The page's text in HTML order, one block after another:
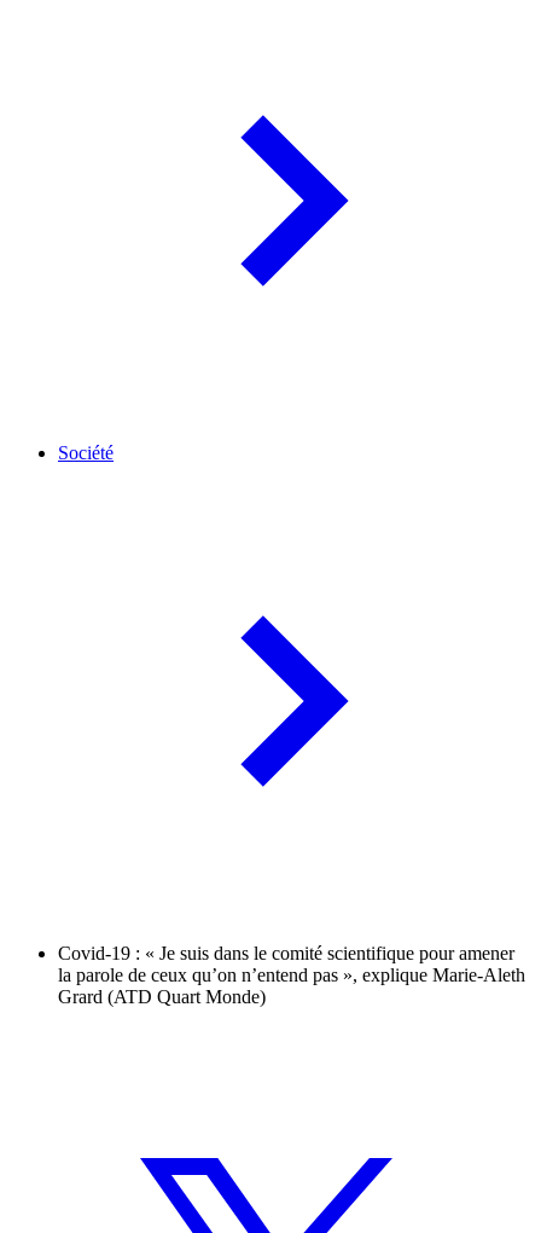
Société
Covid-19 : « Je suis dans le comité scientifique pour amener
la parole de ceux qu’on n’entend pas », explique Marie-Aleth
Grard (ATD Quart Monde)